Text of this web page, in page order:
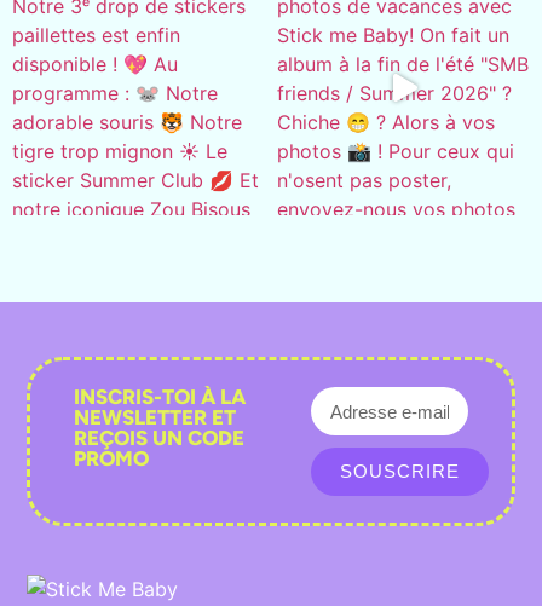
INSCRIS-TOI À LA
NEWSLETTER ET
REÇOIS UN CODE
PROMO
SOUSCRIRE